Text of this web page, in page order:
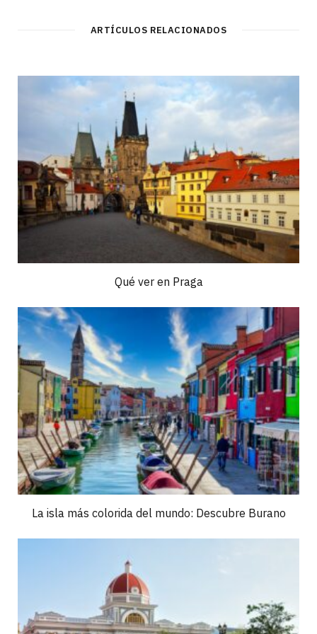
ARTÍCULOS RELACIONADOS
Qué ver en Praga
La isla más colorida del mundo: Descubre Burano